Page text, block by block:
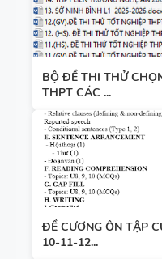
BỘ ĐỀ THI THỬ
THPT CÁC ...
ĐỀ CƯƠNG ÔN TẬP
10-11-12...